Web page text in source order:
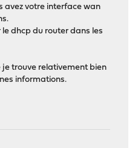
avez votre interface wan
dhcp du router dans les
je trouve relativement bien
informations.